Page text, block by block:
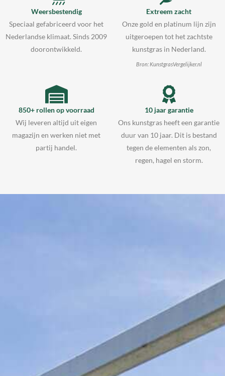
Weersbestendig
Speciaal gefabriceerd voor het
Nederlandse klimaat. Sinds 2009
doorontwikkeld.
Extreem zacht
Onze gold en platinum lijn zijn
uitgeroepen tot het zachtste
kunstgras in Nederland.
Bron: KunstgrasVergelijker.nl
850+ rollen op voorraad
Wij leveren altijd uit eigen
magazijn en werken niet met
partij handel.
10 jaar garantie
Ons kunstgras heeft een garantie
duur van 10 jaar. Dit is bestand
tegen de elementen als zon,
regen, hagel en storm.